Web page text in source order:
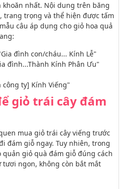
nhất. Nội dung trên băng
trang trọng và thể hiện được tấm
câu áp dụng cho giỏ hoa quả
đình con/cháu... Kính Lễ"
đình...Thành Kính Phân Ưu"
công ty] Kính Viếng"
giỏ trái cây đám
mua giỏ trái cây viếng trước
đám giỗ ngay. Tuy nhiên, trong
giỏ quà đám giỗ đúng cách
tươi ngon, không còn bắt mắt